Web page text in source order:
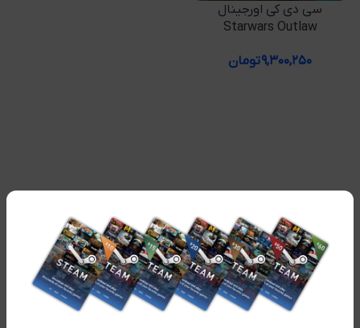
سی دی کی اورجینال
Starwars Outlaw
۹,۳۰۰,۲۵۰تومان